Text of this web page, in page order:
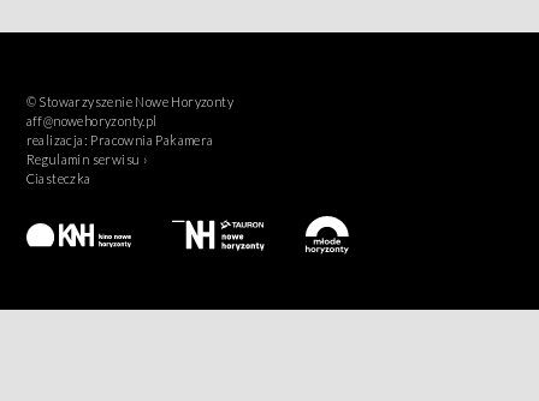
© Stowarzyszenie Nowe Horyzonty
aff@nowehoryzonty.pl
realizacja: Pracownia Pakamera
Regulamin serwisu ›
Ciasteczka